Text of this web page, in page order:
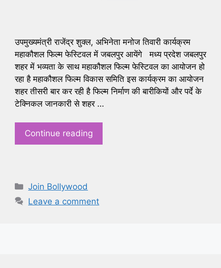
उपमुख्यमंत्री राजेंद्र शुक्ल, अभिनेता मनोज तिवारी कार्यक्रम
महाकौशल फिल्म फेस्टिवल में जबलपुर आयेंगे मध्य प्रदेश जबलपुर
शहर में भव्यता के साथ महाकौशल फिल्म फेस्टिवल का आयोजन हो
रहा है महाकौशल फिल्म विकास समिति इस कार्यक्रम का आयोजन
शहर तीसरी बार कर रही है फिल्म निर्माण की बारीकियों और पर्दे के
टेक्निकल जानकारी से शहर …
Continue reading
Categories
Join Bollywood
Leave a comment